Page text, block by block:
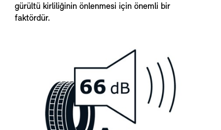
gürültü kirliliğinin önlenmesi için önemli bir
faktördür.